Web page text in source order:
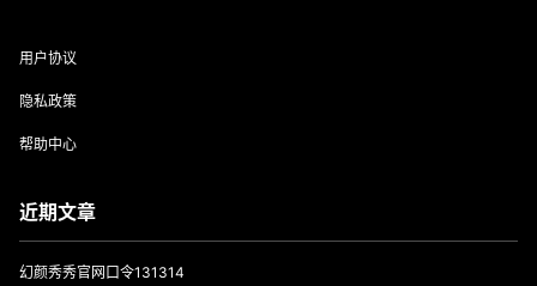
用户协议
隐私政策
帮助中心
近期文章
幻颜秀秀官网口令131314